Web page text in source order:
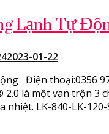
Lạnh Tự
2023-01-22
Điện thoại:0356
là một van trộn 3
LK-840-LK-